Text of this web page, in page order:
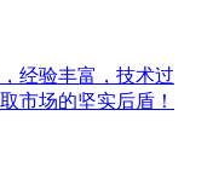
经验丰富，技术过
市场的坚实后盾！